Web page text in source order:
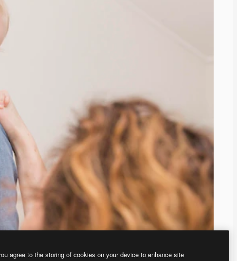
agree to the storing of cookies on your device to enhance site